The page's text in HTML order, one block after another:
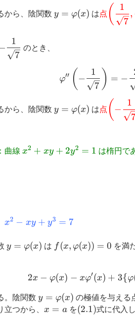
から、陰関数
y=\varphi(x)
y = φ(x) は点 ( 7
1
,
7
1
のとき、
φ′′ ( −
7
1 ) = −
から、陰関数
y=\varphi(x)
y = φ(x) は点
\left(-
( −
1
曲線 x^2+xy+2y^2=1
x2 + xy + 2y2 = 1 は楕円で
x^2-
x2 − xy + y3 = 7
y=\varphi(x)
y = φ(x) は f(x,\varphi(x))=0
f(x, φ(x)) = 0 を満
2x-
2x − φ(x) − xφ′(x) + 3{φ
。陰関数 y=\varphi(x)
y = φ(x) の極値を与える
立つから、 x=a
x = aを(2.1)
(2.1)式に代入